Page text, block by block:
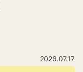
2026.07.17